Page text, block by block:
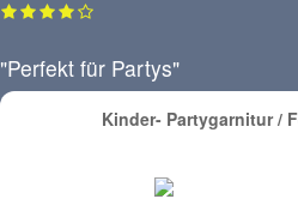
"Perfekt für Partys"
Kinder- Partygarnitur /